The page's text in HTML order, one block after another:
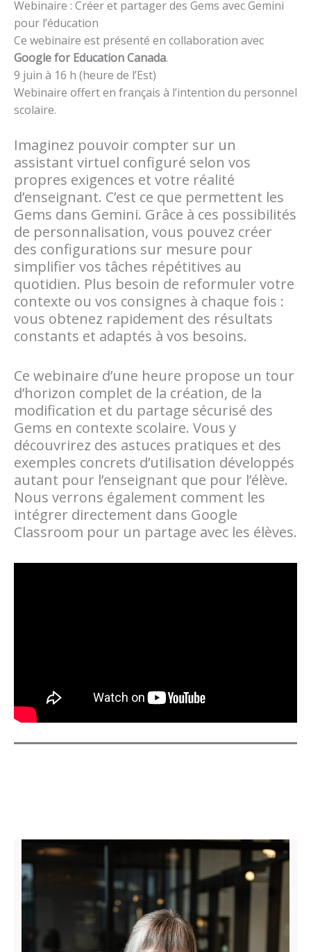
Webinaire : Créer et partager des Gems avec Gemini
pour l’éducation
Ce webinaire est présenté en collaboration avec
Google for Education Canada.
9 juin à 16 h (heure de l’Est)
Webinaire offert en français à l’intention du personnel
scolaire.
Imaginez pouvoir compter sur un
assistant virtuel configuré selon vos
propres exigences et votre réalité
d’enseignant. C’est ce que permettent les
Gems dans Gemini. Grâce à ces possibilités
de personnalisation, vous pouvez créer
des configurations sur mesure pour
simplifier vos tâches répétitives au
quotidien. Plus besoin de reformuler votre
contexte ou vos consignes à chaque fois :
vous obtenez rapidement des résultats
constants et adaptés à vos besoins.
Ce webinaire d’une heure propose un tour
d’horizon complet de la création, de la
modification et du partage sécurisé des
Gems en contexte scolaire. Vous y
découvrirez des astuces pratiques et des
exemples concrets d’utilisation développés
autant pour l’enseignant que pour l’élève.
Nous verrons également comment les
intégrer directement dans Google
Classroom pour un partage avec les élèves.